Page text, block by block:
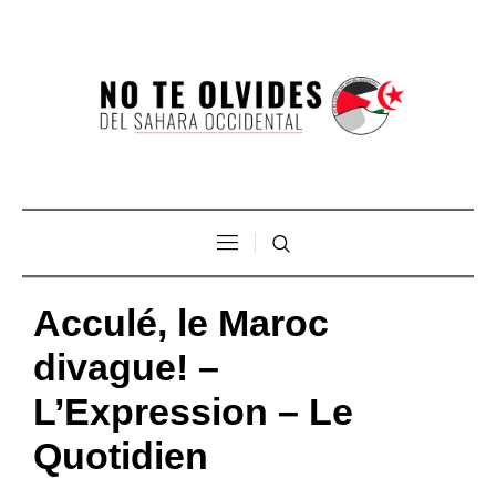
Acculé, le Maroc
divague! –
L’Expression – Le
Quotidien